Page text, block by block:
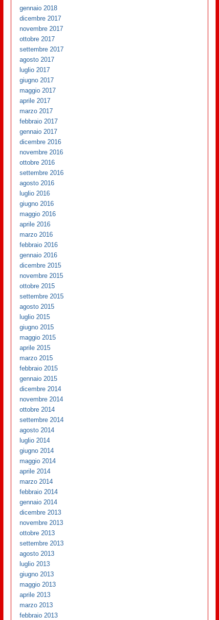
gennaio 2018
dicembre 2017
novembre 2017
ottobre 2017
settembre 2017
agosto 2017
luglio 2017
giugno 2017
maggio 2017
aprile 2017
marzo 2017
febbraio 2017
gennaio 2017
dicembre 2016
novembre 2016
ottobre 2016
settembre 2016
agosto 2016
luglio 2016
giugno 2016
maggio 2016
aprile 2016
marzo 2016
febbraio 2016
gennaio 2016
dicembre 2015
novembre 2015
ottobre 2015
settembre 2015
agosto 2015
luglio 2015
giugno 2015
maggio 2015
aprile 2015
marzo 2015
febbraio 2015
gennaio 2015
dicembre 2014
novembre 2014
ottobre 2014
settembre 2014
agosto 2014
luglio 2014
giugno 2014
maggio 2014
aprile 2014
marzo 2014
febbraio 2014
gennaio 2014
dicembre 2013
novembre 2013
ottobre 2013
settembre 2013
agosto 2013
luglio 2013
giugno 2013
maggio 2013
aprile 2013
marzo 2013
febbraio 2013